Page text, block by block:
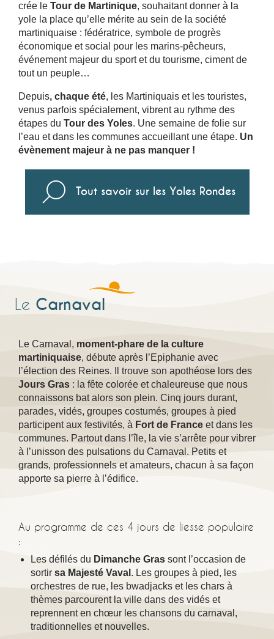
crée le Tour de Martinique, souhaitant donner à la
yole la place qu’elle mérite au sein de la société
martiniquaise : fédératrice, symbole de progrès
économique et social pour les marins-pêcheurs,
événement majeur du sport et du tourisme, ciment de
tout un peuple…
Depuis, chaque été, les Martiniquais et les touristes,
venus parfois spécialement, vibrent au rythme des
étapes du Tour des Yoles. Une semaine de folie sur
l’eau et dans les communes accueillant une étape. Un
évènement majeur à ne pas manquer !
Tout savoir sur les Yoles Rondes
Le Carnaval
Le Carnaval, moment-phare de la culture
martiniquaise, débute après l ’Epiphanie avec
l’élection des Reines. Il trouve son apothéose lors des
Jours Gras : la fête colorée et chaleureuse que nous
connaissons bat alors son plein. Cinq jours durant,
parades, vidés, groupes costumés, groupes à pied
participent aux festivités, à Fort de France et dans les
communes. Partout dans l’île, la vie s’arrête pour vibrer
à l ’unisson des pulsations du Carnaval. Petits et
grands, professionnels et amateurs, chacun à sa façon
apporte sa pierre à l’édifice.
Au programme de ces 4 jours de liesse populaire
:
Les défilés du Dimanche Gras sont l ’occasion de
sortir sa Majesté Vaval . Les groupes à pied, les
orchestres de rue, les bwadjacks et les chars à
thèmes parcourent la ville dans des vidés et
reprennent en chœur les chansons du carnaval,
traditionnelles et nouvelles.